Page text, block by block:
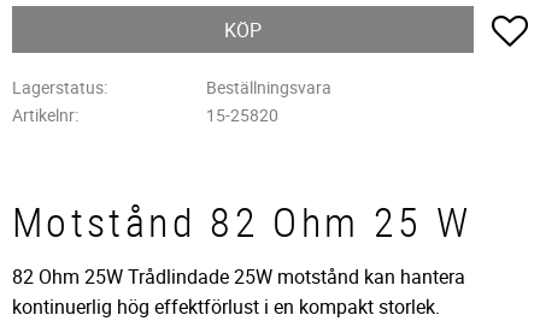
KÖP
Lagerstatus
Beställningsvara
Artikelnr
15-25820
Motstånd 82 Ohm 25 W
82 Ohm 25W Trådlindade 25W motstånd kan hantera
kontinuerlig hög effektförlust i en kompakt storlek.